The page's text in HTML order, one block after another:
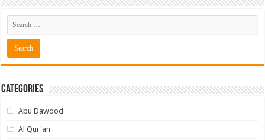
Categories
Abu Dawood
Al Qur'an